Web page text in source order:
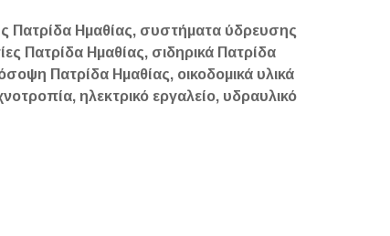
Πατρίδα Ημαθίας, συστήματα ύδρευσης
Πατρίδα Ημαθίας, σιδηρικά Πατρίδα
Πατρίδα Ημαθίας, οικοδομικά υλικά
ηλεκτρικό εργαλείο, υδραυλικό